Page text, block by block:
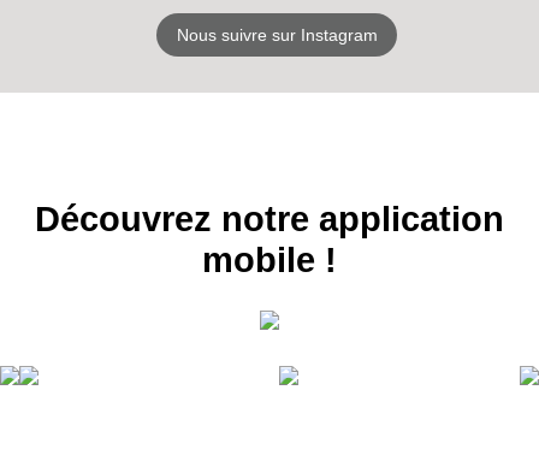
Nous suivre sur Instagram
Découvrez notre application
mobile !